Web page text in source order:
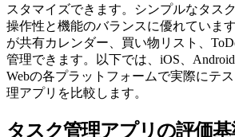
スタマイズできます。シンプルなタス
操作性と機能のバランスに優れていま
が共有カレンダー、買い物リスト、
管理できます。以下では、iOS、Android
Webの各プラットフォームで実際にテ
理アプリを比較します。
タスク管理アプリの評価基